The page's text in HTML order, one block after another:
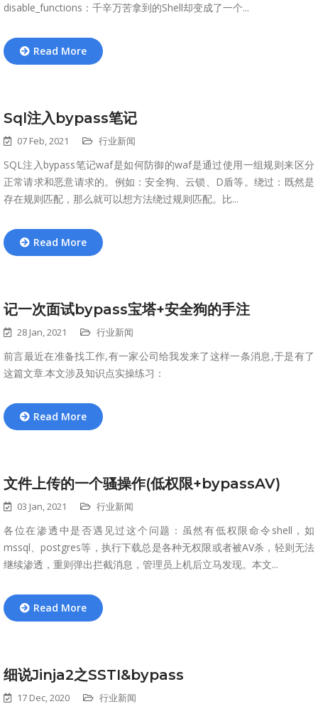
disable_functions：千辛万苦拿到的Shell却变成了一个...
Read More
Sql注入bypass笔记
07 Feb, 2021 行业新闻
SQL注入bypass笔记waf是如何防御的waf是通过使用一组规则来区分
正常请求和恶意请求的。例如：安全狗、云锁、D盾等。绕过：既然是
存在规则匹配，那么就可以想方法绕过规则匹配。比...
Read More
记一次面试bypass宝塔+安全狗的手注
28 Jan, 2021 行业新闻
前言最近在准备找工作,有一家公司给我发来了这样一条消息,于是有了
这篇文章.本文涉及知识点实操练习：
Read More
文件上传的一个骚操作(低权限+bypassAV)
03 Jan, 2021 行业新闻
各位在渗透中是否遇见过这个问题：虽然有低权限命令shell，如
mssql、postgres等，执行下载总是各种无权限或者被AV杀，轻则无法
继续渗透，重则弹出拦截消息，管理员上机后立马发现。本文...
Read More
细说Jinja2之SSTI&bypass
17 Dec, 2020 行业新闻